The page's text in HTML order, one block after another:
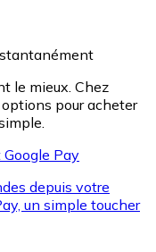
le mieux. Chez
pour acheter
Pay
depuis votre
un simple toucher